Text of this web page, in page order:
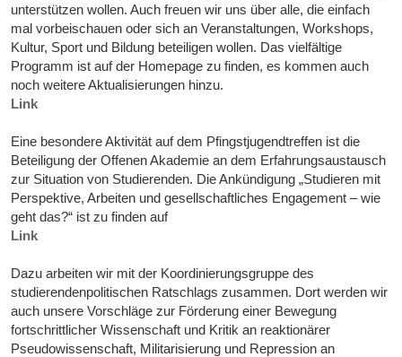
unterstützen wollen. Auch freuen wir uns über alle, die einfach
mal vorbeischauen oder sich an Veranstaltungen, Workshops,
Kultur, Sport und Bildung beteiligen wollen. Das vielfältige
Programm ist auf der Homepage zu finden, es kommen auch
noch weitere Aktualisierungen hinzu.
Link
Eine besondere Aktivität auf dem Pfingstjugendtreffen ist die
Beteiligung der Offenen Akademie an dem Erfahrungsaustausch
zur Situation von Studierenden. Die Ankündigung „Studieren mit
Perspektive, Arbeiten und gesellschaftliches Engagement – wie
geht das?“ ist zu finden auf
Link
Dazu arbeiten wir mit der Koordinierungsgruppe des
studierendenpolitischen Ratschlags zusammen. Dort werden wir
auch unsere Vorschläge zur Förderung einer Bewegung
fortschrittlicher Wissenschaft und Kritik an reaktionärer
Pseudowissenschaft, Militarisierung und Repression an